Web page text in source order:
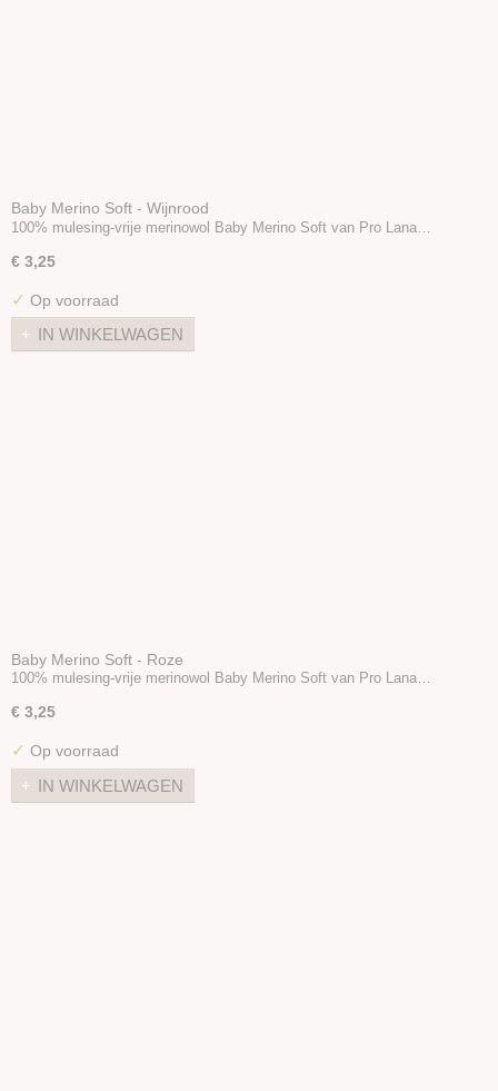
Baby Merino Soft - Wijnrood
100% mulesing-vrije merinowol Baby Merino Soft van Pro Lana…
€ 3,25
✓ Op voorraad
IN WINKELWAGEN
Baby Merino Soft - Roze
100% mulesing-vrije merinowol Baby Merino Soft van Pro Lana…
€ 3,25
✓ Op voorraad
IN WINKELWAGEN